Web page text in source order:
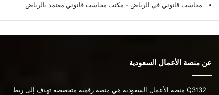
محاسب قانوني في الرياض - مكتب محاسب قانوني معتمد بالرياض
عن منصة الأعمال السعودية
Q3132 منصة الأعمال السعودية هي منصة رقمية متخصصة تهدف إلى ربط